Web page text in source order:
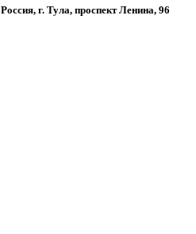
Россия, г. Тула, проспект Ленина, 96